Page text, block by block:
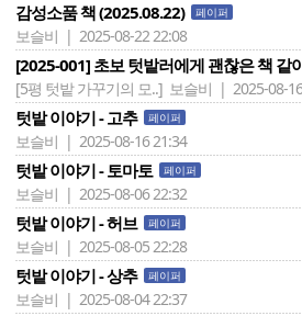
감성소품 책 (2025.08.22) 페이퍼
보슬비 | 2025-08-22 22:08
[2025-001] 초보 텃밭러에게 괜찮은 책 같
[5평 텃밭 가꾸기의 모..] 보슬비 | 2025-08-
텃밭 이야기 - 고추 페이퍼
보슬비 | 2025-08-16 21:34
텃밭 이야기 - 토마토 페이퍼
보슬비 | 2025-08-06 22:32
텃밭 이야기 - 허브 페이퍼
보슬비 | 2025-08-05 22:28
텃밭 이야기 - 상추 페이퍼
보슬비 | 2025-08-04 22:37